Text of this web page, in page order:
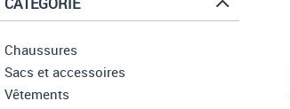
Chaussures
Sacs et accessoires
Vêtements